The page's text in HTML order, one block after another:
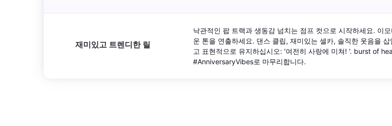
재미있고 트렌디한 릴
낙관적인 팝 트랙과 생동감 넘치는 점프 컷으로 시작하세요. 이
운 톤을 연출하세요. 댄스 클립, 재미있는 셀카, 솔직한 웃음을
고 표현적으로 유지하십시오: '여전히 사랑에 미쳐! '. burst of
#AnniversaryVibes로 마무리합니다.